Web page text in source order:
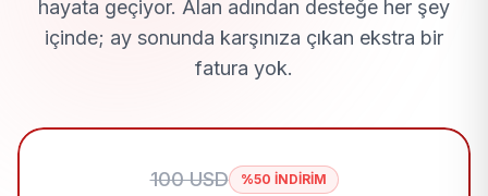
hayata geçiyor. Alan adından desteğe her şey
içinde; ay sonunda karşınıza çıkan ekstra bir
fatura yok.
100 USD %50 İNDİRİM